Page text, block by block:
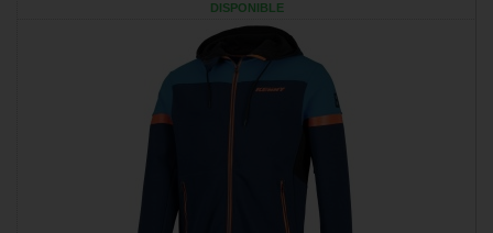
DISPONIBLE